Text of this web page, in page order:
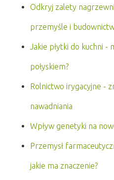
Odkryj zalety
przemyśle i
Jakie płytki do kuchni -
połyskiem?
Rolnictwo irygacyjne -
nawadniania
Wpływ genetyki na
Przemysł
jakie ma znaczenie?